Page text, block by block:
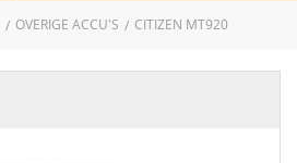
OVERIGE ACCU'S CITIZEN MT920